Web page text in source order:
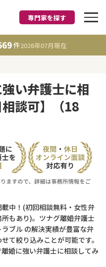
離婚に強い弁護士
事務所 669
件
更新日 :2026年07月31日
離婚前相談
DV
不貞・不倫慰謝料請求
費用相場
財産分与
養育費
専門家を探す
件2026年07月現在
い弁護士に相
談可】（18
中！(初回相談無料・女性弁
もあり)。ツナグ離婚弁護士
ブル の解決実績が豊富な弁
て絞り込みことが可能です。
婚に強い弁護士に相談してみ